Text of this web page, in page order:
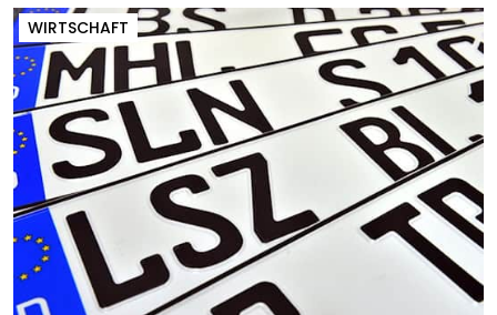
WIRTSCHAFT